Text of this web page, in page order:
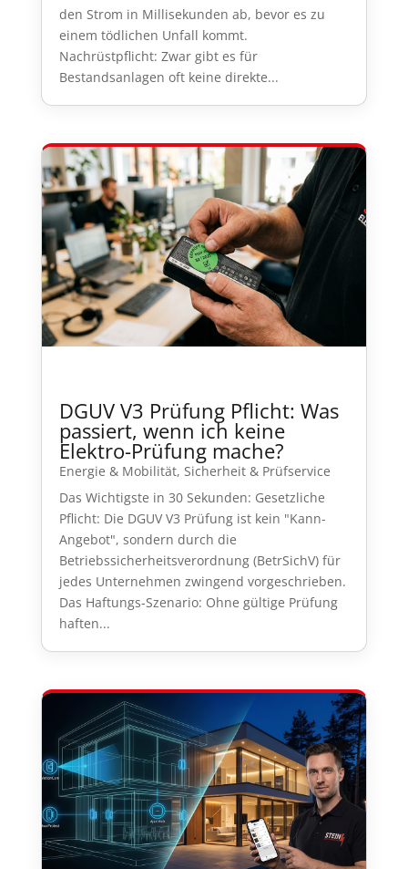
den Strom in Millisekunden ab, bevor es zu
einem tödlichen Unfall kommt.
Nachrüstpflicht: Zwar gibt es für
Bestandsanlagen oft keine direkte...
DGUV V3 Prüfung Pflicht: Was
passiert, wenn ich keine
Elektro-Prüfung mache?
Energie & Mobilität, Sicherheit & Prüfservice
Das Wichtigste in 30 Sekunden: Gesetzliche
Pflicht: Die DGUV V3 Prüfung ist kein "Kann-
Angebot", sondern durch die
Betriebssicherheitsverordnung (BetrSichV) für
jedes Unternehmen zwingend vorgeschrieben.
Das Haftungs-Szenario: Ohne gültige Prüfung
haften...